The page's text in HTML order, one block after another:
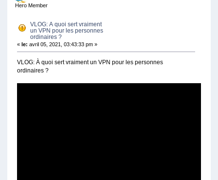
ORDINAIRES ? (LU 1984 FOIS)
Hero Member
VLOG: À quoi sert vraiment
un VPN pour les personnes
ordinaires ?
« le: avril 05, 2021, 03:43:33 pm »
VLOG: À quoi sert vraiment un VPN pour les personnes
ordinaires ?